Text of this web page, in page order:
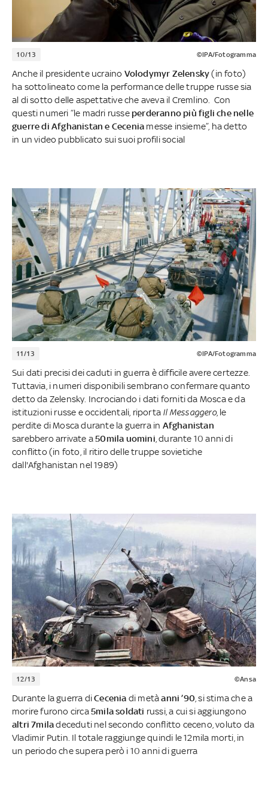
10/13 ©IPA/Fotogramma
Anche il presidente ucraino Volodymyr Zelensky(in foto)
ha sottolineato come la performance delle truppe russe sia
al di sotto delle aspettative che aveva il Cremlino. Con
questi numeri “le madri russe perderanno più figli che nelle
guerre di Afghanistan e Cecenia messe insieme”, ha detto
in un video pubblicato sui suoi profili social
11/13 ©IPA/Fotogramma
Sui dati precisi dei caduti in guerra è difficile avere certezze.
Tuttavia, i numeri disponibili sembrano confermare quanto
detto da Zelensky. Incrociando i dati forniti da Mosca e da
istituzioni russe e occidentali, riporta Il Messaggero, le
perdite di Mosca durante la guerra in Afghanistan
sarebbero arrivate a50mila uomini , durante 10 anni di
conflitto (in foto, il ritiro delle truppe sovietiche
dall'Afghanistan nel 1989)
12/13 ©Ansa
Durante la guerra diCecenia di metàanni ’90 , si stima che a
morire furono circa5mila soldati russi, a cui si aggiungono
altri 7miladeceduti nel secondo conflitto ceceno, voluto da
Vladimir Putin. Il totale raggiunge quindi le 12mila morti, in
un periodo che supera però i 10 anni di guerra